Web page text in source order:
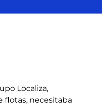
Localiza,
flotas, necesitaba